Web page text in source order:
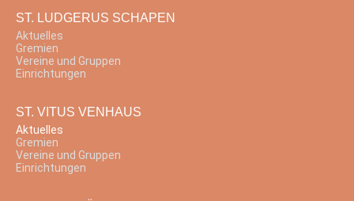
ST. LUDGERUS SCHAPEN
Aktuelles
Gremien
Vereine und Gruppen
Einrichtungen
ST. VITUS VENHAUS
Aktuelles
Gremien
Vereine und Gruppen
Einrichtungen